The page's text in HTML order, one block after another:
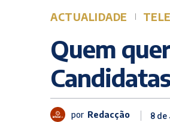
ACTUALIDADE
Quem
por Redacção 8 de